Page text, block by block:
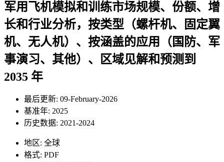
军用飞机模拟和训练市场规模、份额、增
长和行业分析，按类型（螺杆机、固定翼
机、无人机）、按涵盖的应用（国防、军
事演习、其他）、区域见解和预测到
2035 年
最后更新: 09-February-2026
基准年: 2025
历史数据: 2021-2024
地区: 全球
格式: PDF